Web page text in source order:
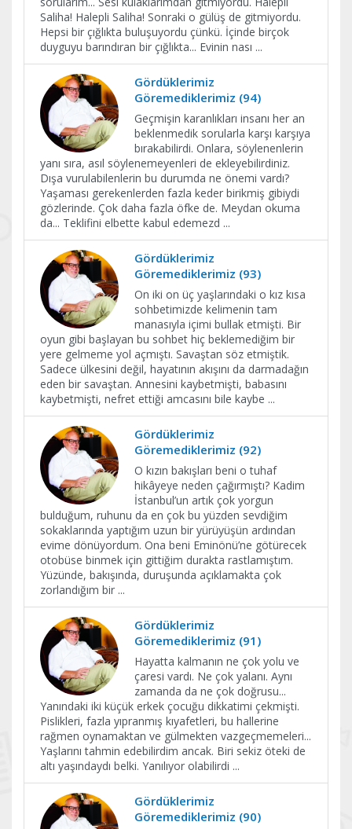
Saliha! Halepli Saliha! Sonraki o gülüş de gitmiyordu.
Hepsi bir çığlıkta buluşuyordu çünkü. İçinde birçok
duyguyu barındıran bir çığlıkta... Evinin nası ...
Gördüklerimiz
Göremediklerimiz (94)
Geçmişin karanlıkları insanı her an
beklenmedik sorularla karşı karşıya
bırakabilirdi. Onlara, söylenenlerin
yanı sıra, asıl söylenemeyenleri de ekleyebilirdiniz.
Dışa vurulabilenlerin bu durumda ne önemi vardı?
Yaşaması gerekenlerden fazla keder birikmiş gibiydi
gözlerinde. Çok daha fazla öfke de. Meydan okuma
da... Teklifini elbette kabul edemezd ...
Gördüklerimiz
Göremediklerimiz (93)
On iki on üç yaşlarındaki o kız kısa
sohbetimizde kelimenin tam
manasıyla içimi bullak etmişti. Bir
oyun gibi başlayan bu sohbet hiç beklemediğim bir
yere gelmeme yol açmıştı. Savaştan söz etmiştik.
Sadece ülkesini değil, hayatının akışını da darmadağın
eden bir savaştan. Annesini kaybetmişti, babasını
kaybetmişti, nefret ettiği amcasını bile kaybe ...
Gördüklerimiz
Göremediklerimiz (92)
O kızın bakışları beni o tuhaf
hikâyeye neden çağırmıştı? Kadim
İstanbul’un artık çok yorgun
bulduğum, ruhunu da en çok bu yüzden sevdiğim
sokaklarında yaptığım uzun bir yürüyüşün ardından
evime dönüyordum. Ona beni Eminönü’ne götürecek
otobüse binmek için gittiğim durakta rastlamıştım.
Yüzünde, bakışında, duruşunda açıklamakta çok
zorlandığım bir ...
Gördüklerimiz
Göremediklerimiz (91)
Hayatta kalmanın ne çok yolu ve
çaresi vardı. Ne çok yalanı. Aynı
zamanda da ne çok doğrusu...
Yanındaki iki küçük erkek çocuğu dikkatimi çekmişti.
Pislikleri, fazla yıpranmış kıyafetleri, bu hallerine
rağmen oynamaktan ve gülmekten vazgeçmemeleri...
Yaşlarını tahmin edebilirdim ancak. Biri sekiz öteki de
altı yaşındaydı belki. Yanılıyor olabilirdi ...
Gördüklerimiz
Göremediklerimiz (90)